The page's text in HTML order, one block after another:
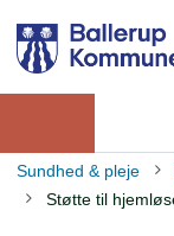
hovedindhold
Sundhed & pleje
Støtte til